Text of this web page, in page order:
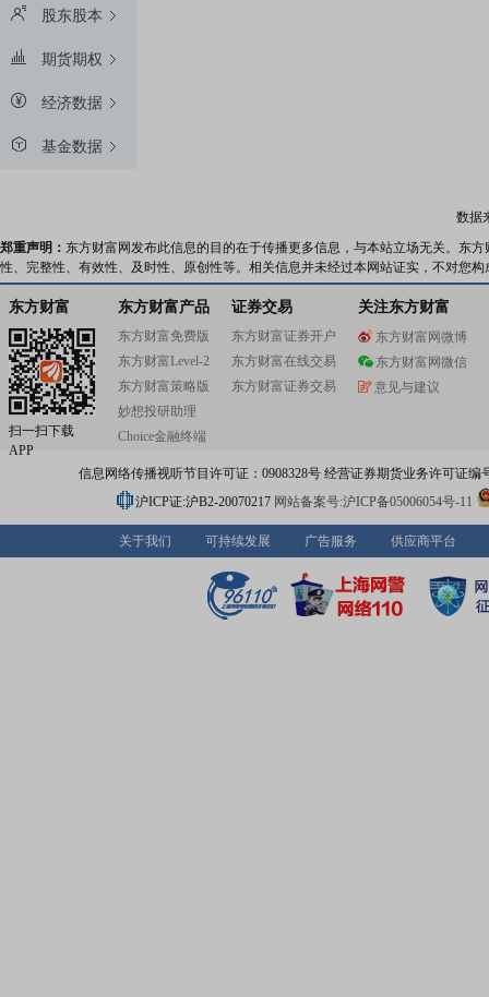
股东股本
期货期权
经济数据
基金数据
数据
郑重声明： 东方财富网发布此信息的目的在于传播更多信息，与本站立场无关。东
性、完整性、有效性、及时性、原创性等。相关信息并未经过本网站证实，不对您
东方财富
扫一扫下载
APP
东方财富产品
东方财富免费版
东方财富Level-2
东方财富策略版
妙想投研助理
Choice金融终端
证券交易
东方财富证券开户
东方财富在线交易
东方财富证券交易
关注东方财富
东方财富网微博
东方财富网微信
意见与建议
信息网络传播视听节目许可证：0908328号 经营证券期货业务许可证编
沪ICP证:沪B2-20070217 网站备案号:沪ICP备05006054号-11
关于我们 可持续发展 广告服务 供应商平台